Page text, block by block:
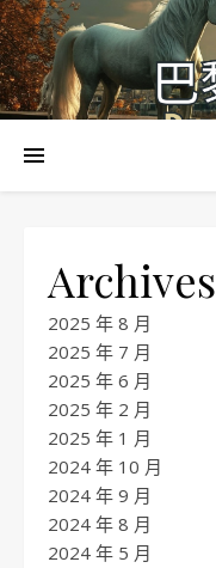
Archives
2025 年 8 月
2025 年 7 月
2025 年 6 月
2025 年 2 月
2025 年 1 月
2024 年 10 月
2024 年 9 月
2024 年 8 月
2024 年 5 月